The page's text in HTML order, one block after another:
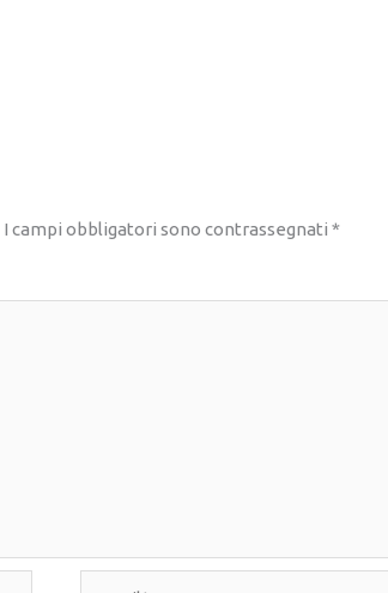
I campi obbligatori sono contrassegnati*